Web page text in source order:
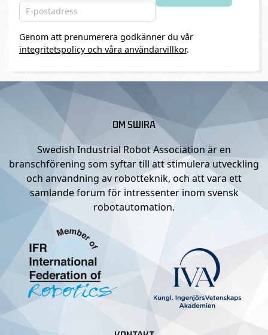
Genom att prenumerera godkänner du vår
integritetspolicy och våra användarvillkor.
OM SWIRA
Swedish Industrial Robot Association är en
branschförening som syftar till att stimulera utveckling
och användning av robotteknik, och att vara ett
samlande forum för intressenter inom svensk
robotautomation.